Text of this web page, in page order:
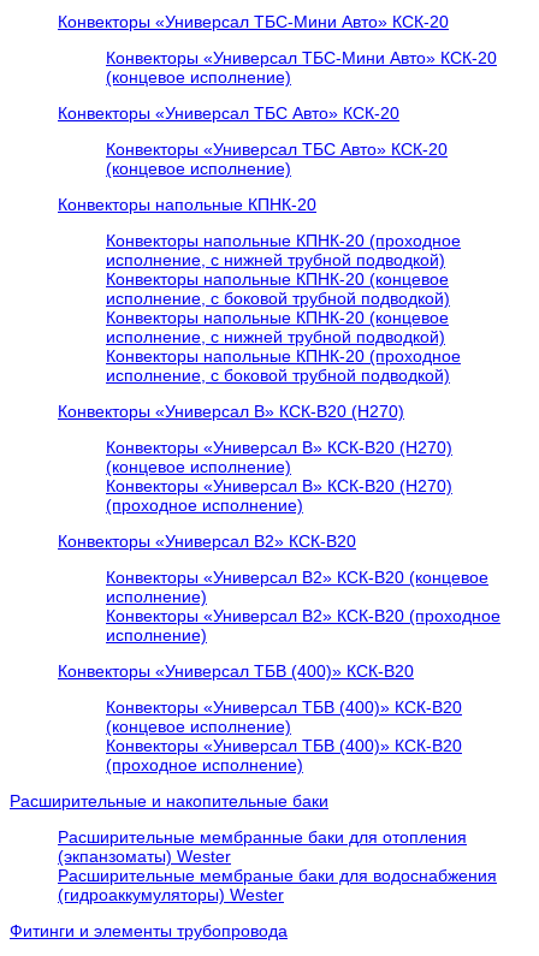
Конвекторы «Универсал ТБC-Мини Авто» КСК-20
Конвекторы «Универсал ТБC-Мини Авто» КСК-20
(концевое исполнение)
Конвекторы «Универсал ТБC Авто» КСК-20
Конвекторы «Универсал ТБC Авто» КСК-20
(концевое исполнение)
Конвекторы напольные КПНК-20
Конвекторы напольные КПНК-20 (проходное
исполнение, с нижней трубной подводкой)
Конвекторы напольные КПНК-20 (концевое
исполнение, с боковой трубной подводкой)
Конвекторы напольные КПНК-20 (концевое
исполнение, с нижней трубной подводкой)
Конвекторы напольные КПНК-20 (проходное
исполнение, с боковой трубной подводкой)
Конвекторы «Универсал В» КСК-В20 (H270)
Конвекторы «Универсал В» КСК-В20 (H270)
(концевое исполнение)
Конвекторы «Универсал В» КСК-В20 (H270)
(проходное исполнение)
Конвекторы «Универсал В2» КСК-В20
Конвекторы «Универсал В2» КСК-В20 (концевое
исполнение)
Конвекторы «Универсал В2» КСК-В20 (проходное
исполнение)
Конвекторы «Универсал ТБВ (400)» КСК-В20
Конвекторы «Универсал ТБВ (400)» КСК-В20
(концевое исполнение)
Конвекторы «Универсал ТБВ (400)» КСК-В20
(проходное исполнение)
Расширительные и накопительные баки
Расширительные мембранные баки для отопления
(экпанзоматы) Wester
Расширительные мембраные баки для водоснабжения
(гидроаккумуляторы) Wester
Фитинги и элементы трубопровода